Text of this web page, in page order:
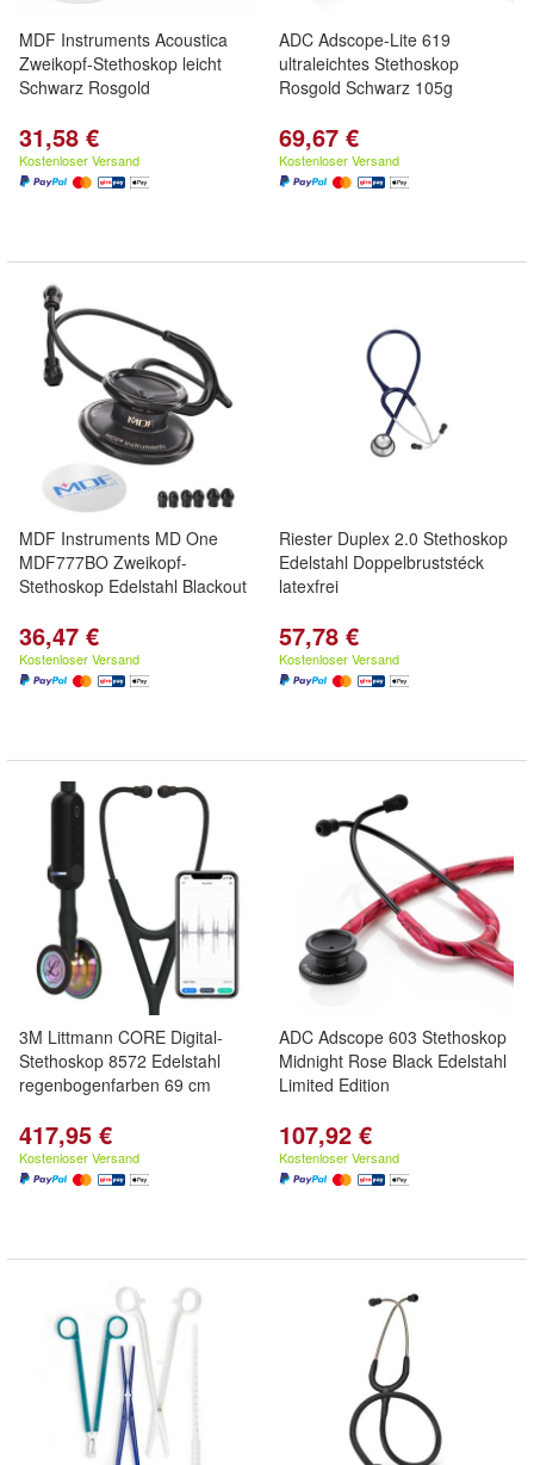
MDF Instruments Acoustica
Zweikopf-Stethoskop leicht
Schwarz Rosgold
31,58 €
Kostenloser Versand
ADC Adscope-Lite 619
ultraleichtes Stethoskop
Rosgold Schwarz 105g
69,67 €
Kostenloser Versand
MDF Instruments MD One
MDF777BO Zweikopf-
Stethoskop Edelstahl Blackout
36,47 €
Kostenloser Versand
Riester Duplex 2.0 Stethoskop
Edelstahl Doppelbruststéck
latexfrei
57,78 €
Kostenloser Versand
3M Littmann CORE Digital-
Stethoskop 8572 Edelstahl
regenbogenfarben 69 cm
417,95 €
Kostenloser Versand
ADC Adscope 603 Stethoskop
Midnight Rose Black Edelstahl
Limited Edition
107,92 €
Kostenloser Versand